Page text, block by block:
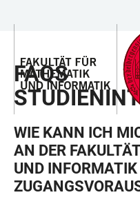
ZUR
BARRIEREFREIHEIT
FAQS
WIE KANN ICH
AN DER
UND INFORMATIK